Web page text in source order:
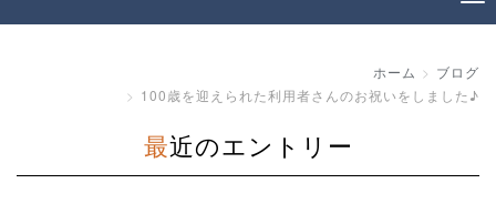
ホーム
ブログ
100歳を迎えられた利用者さんのお祝いをしました♪
最近のエントリー